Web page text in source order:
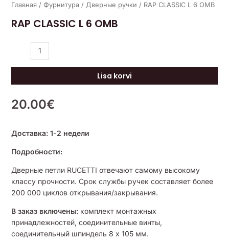
Главная / Фурнитура/ Дверные ручки / RAP CLASSIC L 6 OMB
RAP CLASSIC L 6 OMB
20.00€
Lisa korvi
Доставка: 1-2 недели
Подробности:
Дверные петли RUCETTI отвечают самому высокому
классу прочности. Срок службы ручек составляет более
200 000 циклов открывания/закрывания.
В заказ включены:комплект монтажных
принадлежностей, соединительные винты,
соединительный шпиндель 8 x 105 мм.